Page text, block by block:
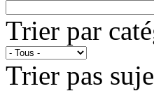
Trier par
Trier pas